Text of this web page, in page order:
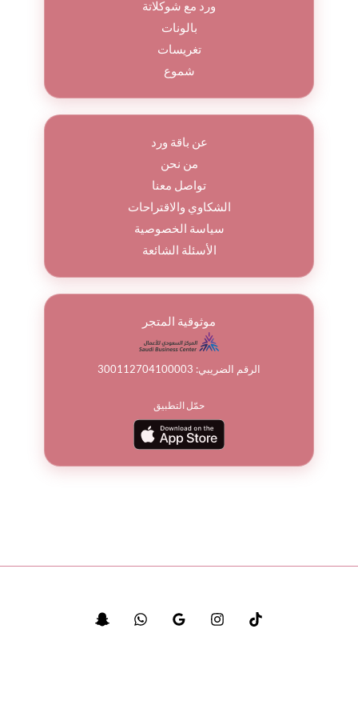
ورد مع شوكلاتة
بالونات
تغريسات
شموع
عن باقة ورد
من نحن
تواصل معنا
الشكاوي والاقتراحات
سياسة الخصوصية
الأسئلة الشائعة
موثوقية المتجر
الرقم الضريبي: 300112704100003
حمّل التطبيق